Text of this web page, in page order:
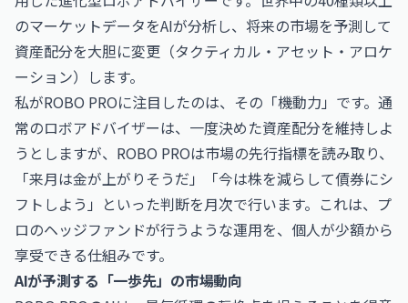
のマーケットデータをAIが分析し、将来の市場を予測して
資産配分を大胆に変更（タクティカル・アセット・アロケ
ーション）します。
私がROBO PROに注目したのは、その「機動力」です。通
常のロボアドバイザーは、一度決めた資産配分を維持しよ
うとしますが、ROBO PROは市場の先行指標を読み取り、
「来月は金が上がりそうだ」「今は株を減らして債券にシ
フトしよう」といった判断を月次で行います。これは、プ
ロのヘッジファンドが行うような運用を、個人が少額から
享受できる仕組みです。
AIが予測する「一歩先」の市場動向